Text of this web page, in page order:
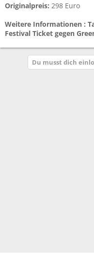
Originalpreis: 298 Euro
Weitere Informationen :
Festival Ticket gegen
Du musst dich